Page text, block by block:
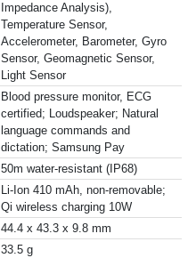
Impedance Analysis),
Temperature Sensor,
Accelerometer, Barometer, Gyro
Sensor, Geomagnetic Sensor,
Light Sensor
Blood pressure monitor, ECG
certified; Loudspeaker; Natural
language commands and
dictation; Samsung Pay
50m water-resistant (IP68)
Li-Ion 410 mAh, non-removable;
Qi wireless charging 10W
44.4 x 43.3 x 9.8 mm
33.5 g